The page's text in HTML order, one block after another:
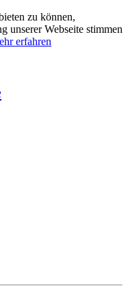
zu können,
unserer Webseite stimmen
erfahren